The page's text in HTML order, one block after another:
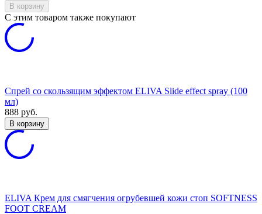
В корзину
C этим товаром также покупают
Спрей со скользящим эффектом ELIVA Slide effect spray (100
мл)
888 руб.
В корзину
ELIVA Крем для смягчения огрубевшей кожи стоп SOFTNESS
FOOT CREAM